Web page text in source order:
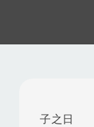
子之日